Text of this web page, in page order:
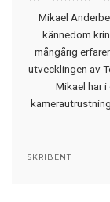
Mikael
kännedom
mångårig
utvecklingen av
Mikael har
SKRIBENT